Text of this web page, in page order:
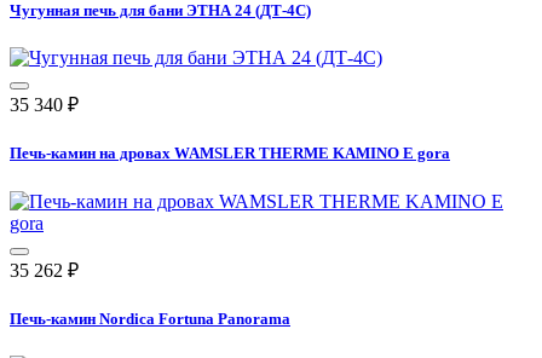
Чугунная печь для бани ЭТНА 24 (ДТ-4С)
35 340 ₽
Печь-камин на дровах WAMSLER THERME KAMINO E gora
35 262 ₽
Печь-камин Nordica Fortuna Panorama